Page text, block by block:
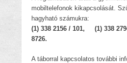
mobiltelefonok kikapcsolását.
hagyható számukra:
(1) 338 2156 / 101, (1) 338
8726.
A táborral kapcsolatos további